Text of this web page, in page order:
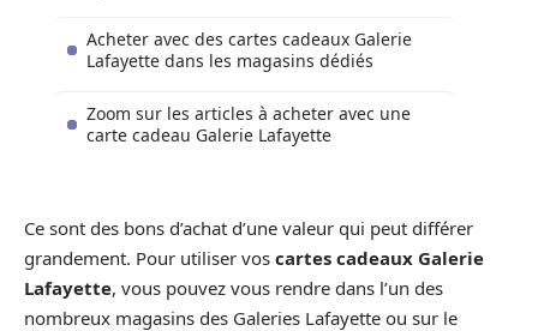
Acheter avec des cartes cadeaux Galerie
Lafayette dans les magasins dédiés
Zoom sur les articles à acheter avec une
carte cadeau Galerie Lafayette
Ce sont des bons d’achat d’une valeur qui peut différer
grandement. Pour utiliser vos cartes cadeaux Galerie
Lafayette, vous pouvez vous rendre dans l’un des
nombreux magasins des Galeries Lafayette ou sur le